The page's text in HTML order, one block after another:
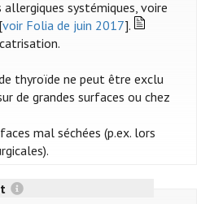
systémiques, voire
voir Folia de juin 2017].
thyroïde ne peut être exclu
de grandes surfaces ou chez
mal séchées (p.ex. lors